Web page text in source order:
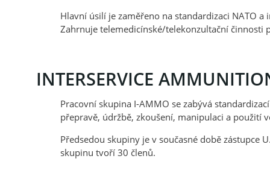
Hlavní úsilí je zaměřeno na standardizaci NATO
Zahrnuje telemedicínské/telekonzultační činnosti
INTERSERVICE
Pracovní skupina I-AMMO se zabývá
přepravě, údržbě, zkoušení, manipulaci a použití
Předsedou skupiny je v současné době zástupce
skupinu tvoří 30 členů.